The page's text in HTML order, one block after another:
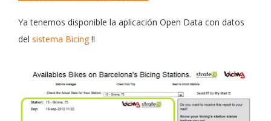
Ya tenemos disponible la aplicación Open Data con datos
del sistema Bicing!!